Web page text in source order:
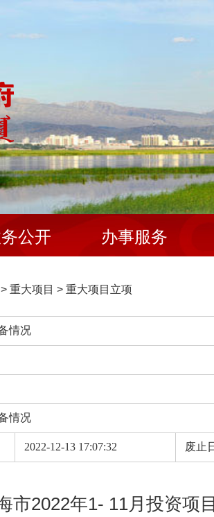
公开 办事服务
> 重大项目 > 重大项目立项
情况
情况
2022-12-13 17:07:32 废止
市2022年1- 11月投资项